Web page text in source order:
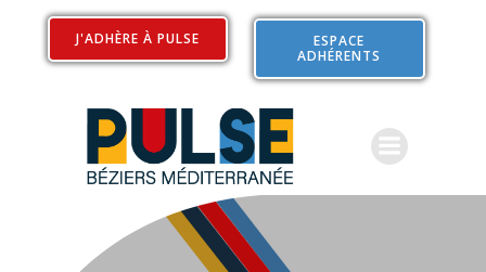
Aller
contenu
J'ADHÈRE À PULSE
ESPACE
ADHÉRENTS